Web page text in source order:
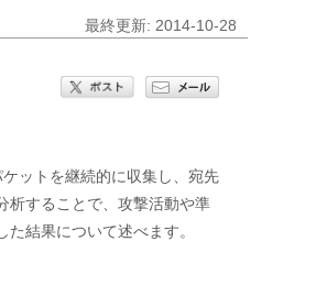
最終更新: 2014-10-28
ットを継続的に収集し、宛先
析することで、攻撃活動や準
結果について述べます。